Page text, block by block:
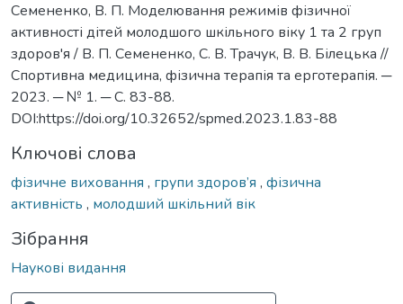
Семененко, В. П. Моделювання режимів фізичної
активності дітей молодшого шкільного віку 1 та 2 груп
здоров'я / В. П. Семененко, С. В. Трачук, В. В. Білецька //
Спортивна медицина, фізична терапія та ерготерапія. ─
2023. ─ № 1. ─ C. 83-88.
DOI:https://doi.org/10.32652/spmed.2023.1.83-88
Ключові слова
фізичне виховання , групи здоров’я , фізична
активність , молодший шкільний вік
Зібрання
Наукові видання